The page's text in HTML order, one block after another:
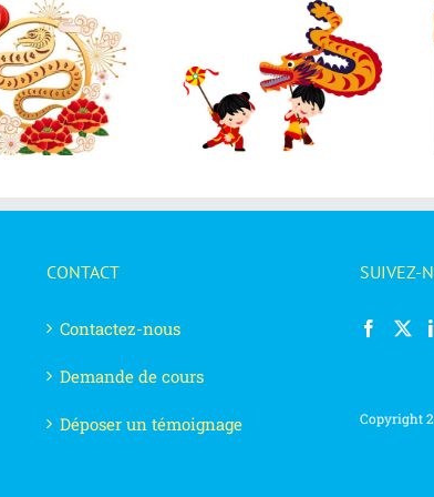
2024 : Bonne année du
dragon !
Bonne année 2024 !
CONTACT
Contactez-nous
Demande de cours
Déposer un témoignage
SUIVEZ-
Copyright